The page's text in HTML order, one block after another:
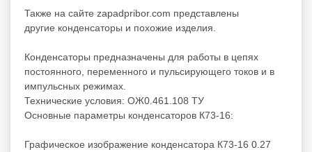
Также на сайте zapadpribor.com представлены
другие конденсаторы и похожие изделия.
Конденсаторы предназначены для работы в цепях
постоянного, переменного и пульсирующего токов и в
импульсных режимах.
Технические условия: ОЖ0.461.108 ТУ
Основные параметры конденсаторов К73-16:
Графическое изображение конденсатора К73-16 0.27